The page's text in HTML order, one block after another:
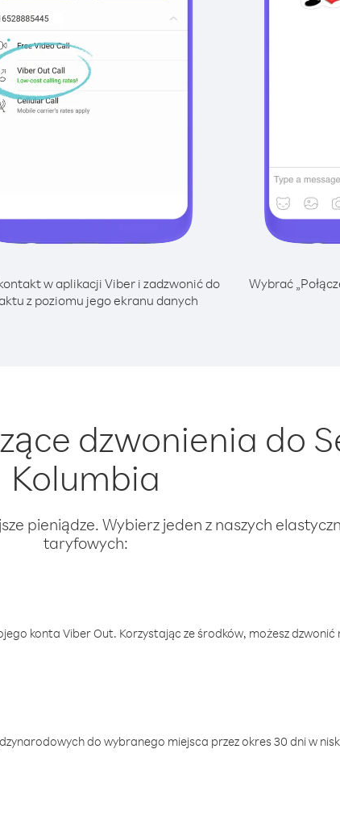
w aplikacji Viber i zadzwonić do
z poziomu jego ekranu danych
Wybrać
dzwonienia do
Kolumbia
pieniądze. Wybierz jeden z naszych
taryfowych:
konta Viber Out. Korzystając ze środków, możesz dzwonić
do wybranego miejsca przez okres 30 dni w